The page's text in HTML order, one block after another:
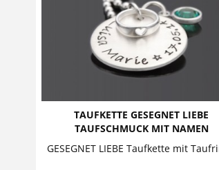
TAUFKETTE GESEGNET LIEBE
TAUFSCHMUCK MIT NAMEN